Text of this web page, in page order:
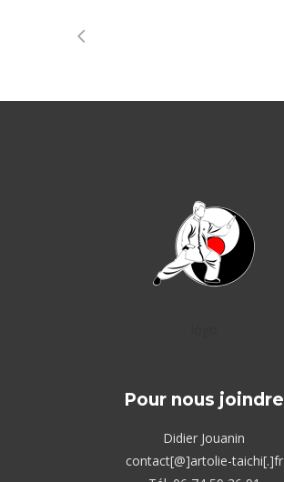
Pour nous joindre
Didier Jouanin
contact[@]artolie-taichi[.]fr